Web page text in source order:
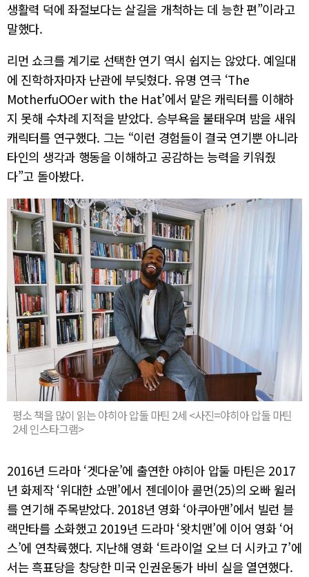
생활력 덕에 좌절보다는 살길을 개척하는 데 능한 편”이라고
말했다.
리먼 쇼크를 계기로 선택한 연기 역시 쉽지는 않았다. 예일대
에 진학하자마자 난관에 부딪혔다. 유명 연극 ‘The
MotherfuOOer with the Hat’에서 맡은 캐릭터를 이해하
지 못해 수차례 지적을 받았다. 승부욕을 불태우며 밤을 새워
캐릭터를 연구했다. 그는 “이런 경험들이 결국 연기뿐 아니라
타인의 생각과 행동을 이해하고 공감하는 능력을 키워줬
다”고 돌아봤다.
평소 책을 많이 읽는 야히아 압둘 마틴 2세 <사진=야히아 압둘 마틴
2세 인스타그램>
2016년 드라마 ‘겟다운’에 출연한 야히아 압둘 마틴은 2017
년 화제작 ‘위대한 쇼맨’에서 젠데이아 콜먼(25)의 오빠 윌러
를 연기해 주목받았다. 2018년 영화 ‘아쿠아맨’에서 빌런 블
랙만타를 소화했고 2019년 드라마 ‘왓치맨’에 이어 영화 ‘어
스’에 연착륙했다. 지난해 영화 ‘트라이얼 오브 더 시카고 7’에
서는 흑표당을 창당한 미국 인권운동가 바비 실을 열연했다.